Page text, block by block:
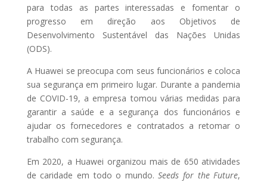
para todas as partes interessadas e fomentar o
progresso em direção aos Objetivos de
Desenvolvimento Sustentável das Nações Unidas
(ODS).
A Huawei se preocupa com seus funcionários e coloca
sua segurança em primeiro lugar. Durante a pandemia
de COVID-19, a empresa tomou várias medidas para
garantir a saúde e a segurança dos funcionários e
ajudar os fornecedores e contratados a retomar o
trabalho com segurança.
Em 2020, a Huawei organizou mais de 650 atividades
de caridade em todo o mundo.Seeds for the Future,